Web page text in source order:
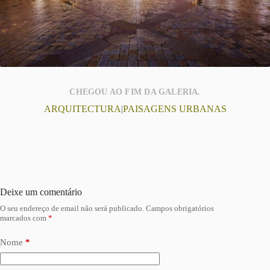
CHEGOU AO FIM DA GALERIA.
ARQUITECTURA|PAISAGENS URBANAS
Deixe um comentário
O seu endereço de email não será publicado. Campos obrigatórios
marcados com *
Nome *